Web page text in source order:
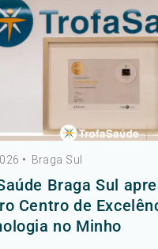
• Braga Sul
Braga Sul
Centro de
no Minho